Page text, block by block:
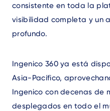
consistente en toda la
visibilidad completa y un
profundo.
Ingenico 360 ya está
Asia-Pacífico,
Ingenico con decenas de
desplegados en todo el